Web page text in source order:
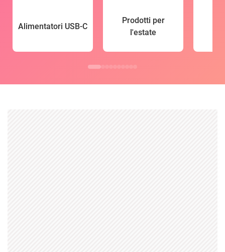
Alimentatori USB-C
Prodotti per
l'estate